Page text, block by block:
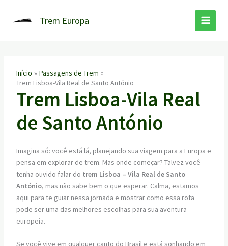
Trem Europa
Início
Passagens de Trem
Trem Lisboa-Vila Real de Santo António
Trem Lisboa-Vila Real
de Santo António
Imagina só: você está lá, planejando sua viagem para a Europa e
pensa em explorar de trem. Mas onde começar? Talvez você
tenha ouvido falar do trem Lisboa – Vila Real de Santo
António, mas não sabe bem o que esperar. Calma, estamos
aqui para te guiar nessa jornada e mostrar como essa rota
pode ser uma das melhores escolhas para sua aventura
europeia.
Se você vive em qualquer canto do Brasil e está sonhando em